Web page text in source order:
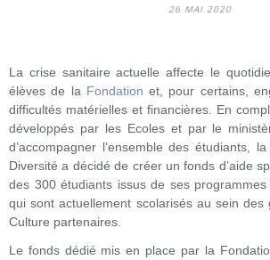
26 MAI 2020
La crise sanitaire actuelle affecte le
élèves de la Fondation et, pour certains,
difficultés matérielles et financières. En
développés par les Ecoles et par le
d’accompagner l’ensemble des étudiants,
Diversité a décidé de créer un fonds d’aide
des 300 étudiants issus de ses
qui sont actuellement scolarisés au sein des
Culture partenaires.
Le fonds dédié mis en place par la